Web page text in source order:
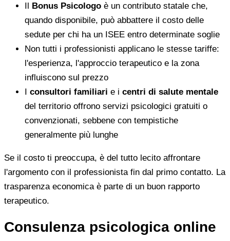
Il Bonus Psicologo è un contributo statale che,
quando disponibile, può abbattere il costo delle
sedute per chi ha un ISEE entro determinate soglie
Non tutti i professionisti applicano le stesse tariffe:
l'esperienza, l'approccio terapeutico e la zona
influiscono sul prezzo
I consultori familiari e i centri di salute mentale
del territorio offrono servizi psicologici gratuiti o
convenzionati, sebbene con tempistiche
generalmente più lunghe
Se il costo ti preoccupa, è del tutto lecito affrontare
l'argomento con il professionista fin dal primo contatto. La
trasparenza economica è parte di un buon rapporto
terapeutico.
Consulenza psicologica online